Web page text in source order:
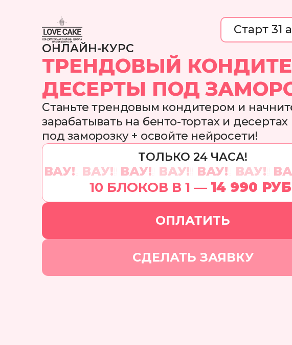
Старт 31
ОНЛАЙН-КУРС
ТРЕНДОВЫЙ
ДЕСЕРТЫ ПОД
Станьте трендовым кондитером и
зарабатывать на бенто-тортах и десертах
под заморозку + освойте нейросети!
ТОЛЬКО 24 ЧАСА!
ВАУ! ВАУ! ВАУ! ВАУ! ВАУ! ВАУ!
10 БЛОКОВ В 1 — 14 990
ОПЛАТИТЬ
СДЕЛАТЬ ЗАЯВКУ